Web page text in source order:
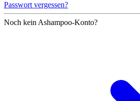
Passwort vergessen?
Noch kein Ashampoo-Konto?